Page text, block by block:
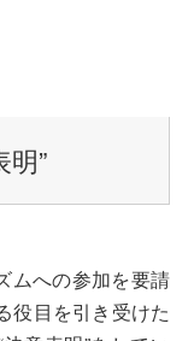
”
ムへの参加を要請
役目を引き受けた